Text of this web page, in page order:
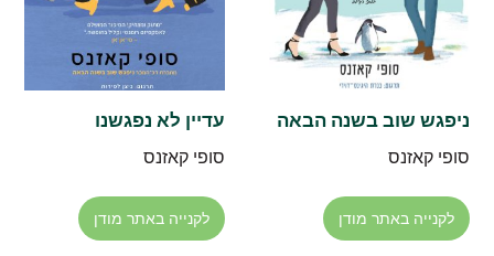
ניפגש שוב בשנה הבאה
סופי קאזנס
לקנייה באתר מודן
עדיין לא נפגשנו
סופי קאזנס
לקנייה באתר מודן